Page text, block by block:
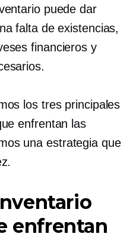
puede dar
falta de existencias,
financieros y
los tres principales
enfrentan las
una estrategia que
enfrentan